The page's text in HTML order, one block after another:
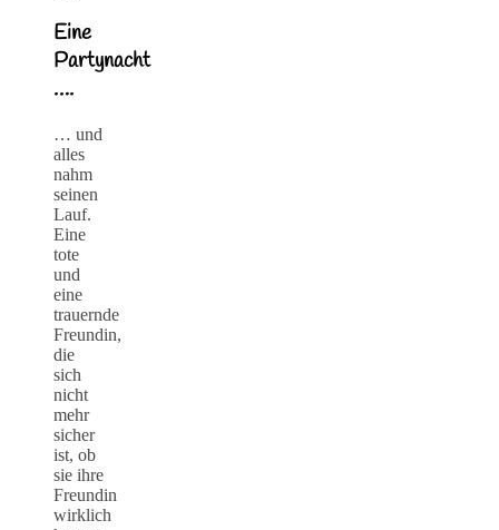
Eine
Partynacht
….
… und
alles
nahm
seinen
Lauf.
Eine
tote
und
eine
trauernde
Freundin,
die
sich
nicht
mehr
sicher
ist, ob
sie ihre
Freundin
wirklich